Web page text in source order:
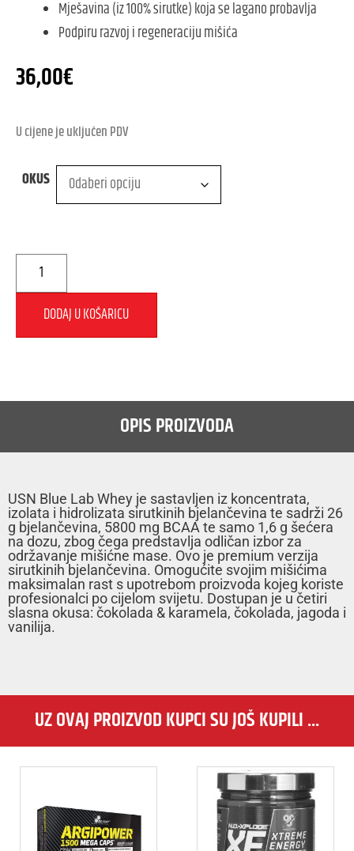
Mješavina (iz 100% sirutke) koja se lagano probavlja
Podpiru razvoj i regeneraciju mišića
36,00€
U cijene je uključen PDV
OKUS
DODAJ U KOŠARICU
OPIS PROIZVODA
USN Blue Lab Whey je sastavljen iz koncentrata,
izolata i hidrolizata sirutkinih bjelančevina te sadrži 26
g bjelančevina, 5800 mg BCAA te samo 1,6 g šećera
na dozu, zbog čega predstavlja odličan izbor za
održavanje mišićne mase. Ovo je premium verzija
sirutkinih bjelančevina. Omogućite svojim mišićima
maksimalan rast s upotrebom proizvoda kojeg koriste
profesionalci po cijelom svijetu. Dostupan je u četiri
slasna okusa: čokolada & karamela, čokolada, jagoda i
vanilija.
UZ OVAJ PROIZVOD KUPCI SU JOŠ KUPILI ...